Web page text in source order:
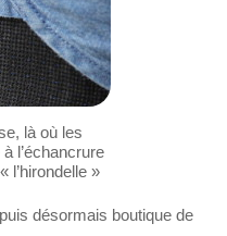
là où les
l’échancrure
l’hirondelle »
désormais boutique de